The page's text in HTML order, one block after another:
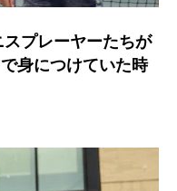
プレーヤーたちが
身につけていた時
イソン・テイタム、ボ
優勝パレードでリシャ